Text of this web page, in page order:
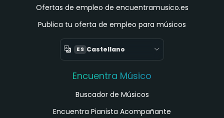
Ofertas de empleo de encuentramusico.es
Publica tu oferta de empleo para músicos
ES Castellano
Encuentra Músico
Buscador de Músicos
Encuentra Pianista Acompañante